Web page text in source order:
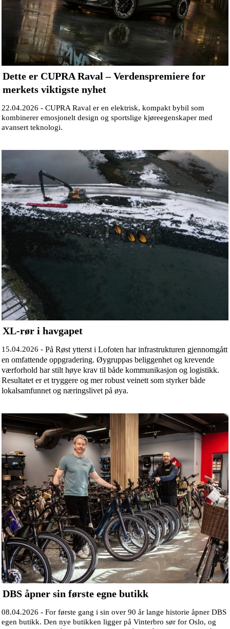
Dette er CUPRA Raval – Verdenspremiere for
merkets viktigste nyhet
22.04.2026 - CUPRA Raval er en elektrisk, kompakt bybil som
kombinerer emosjonelt design og sportslige kjøreegenskaper med
avansert teknologi.
XL-rør i havgapet
15.04.2026 - På Røst ytterst i Lofoten har infrastrukturen gjennomgått
en omfattende oppgradering. Øygruppas beliggenhet og krevende
værforhold har stilt høye krav til både kommunikasjon og logistikk.
Resultatet er et tryggere og mer robust veinett som styrker både
lokalsamfunnet og næringslivet på øya.
DBS åpner sin første egne butikk
08.04.2026 - For første gang i sin over 90 år lange historie åpner DBS
egen butikk. Den nye butikken ligger på Vinterbro sør for Oslo, og